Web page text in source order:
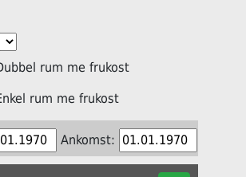
rum me frukost
rum me frukost
Ankomst: